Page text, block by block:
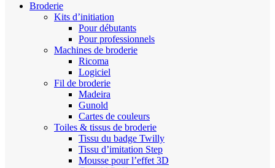
Broderie
Kits d’initiation
Pour débutants
Pour professionnels
Machines de broderie
Ricoma
Logiciel
Fil de broderie
Madeira
Gunold
Cartes de couleurs
Toiles & tissus de broderie
Tissu du badge Twilly
Tissu d’imitation Step
Mousse pour l’effet 3D